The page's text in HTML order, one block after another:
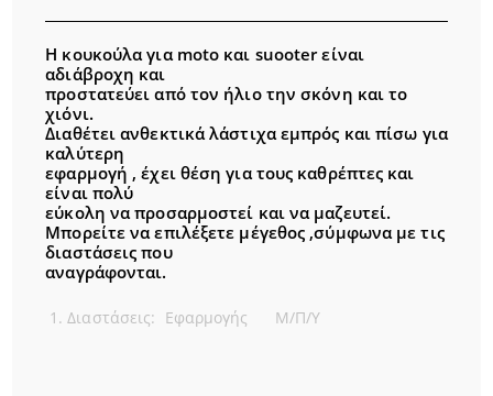
Η κoυκούλα για moto και suooter είναι
αδιάβροχη και
προστατεύει από τον ήλιο την σκόνη και το
χιόνι.
Διαθέτει ανθεκτικά λάστιχα εμπρός και πίσω για
καλύτερη
εφαρμογή , έχει θέση για τους καθρέπτες και
είναι πολύ
εύκολη να προσαρμοστεί και να μαζευτεί.
Μπορείτε να επιλέξετε μέγεθος ,σύμφωνα με τις
διαστάσεις που
αναγράφονται.
Διαστάσεις: Εφαρμογής Μ/Π/Υ